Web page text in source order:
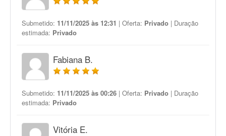
Submetido: 11/11/2025 às 12:31 | Oferta: Privado | Duração
estimada: Privado
Fabiana B.
Submetido: 11/11/2025 às 00:26 | Oferta: Privado | Duração
estimada: Privado
Vitória E.